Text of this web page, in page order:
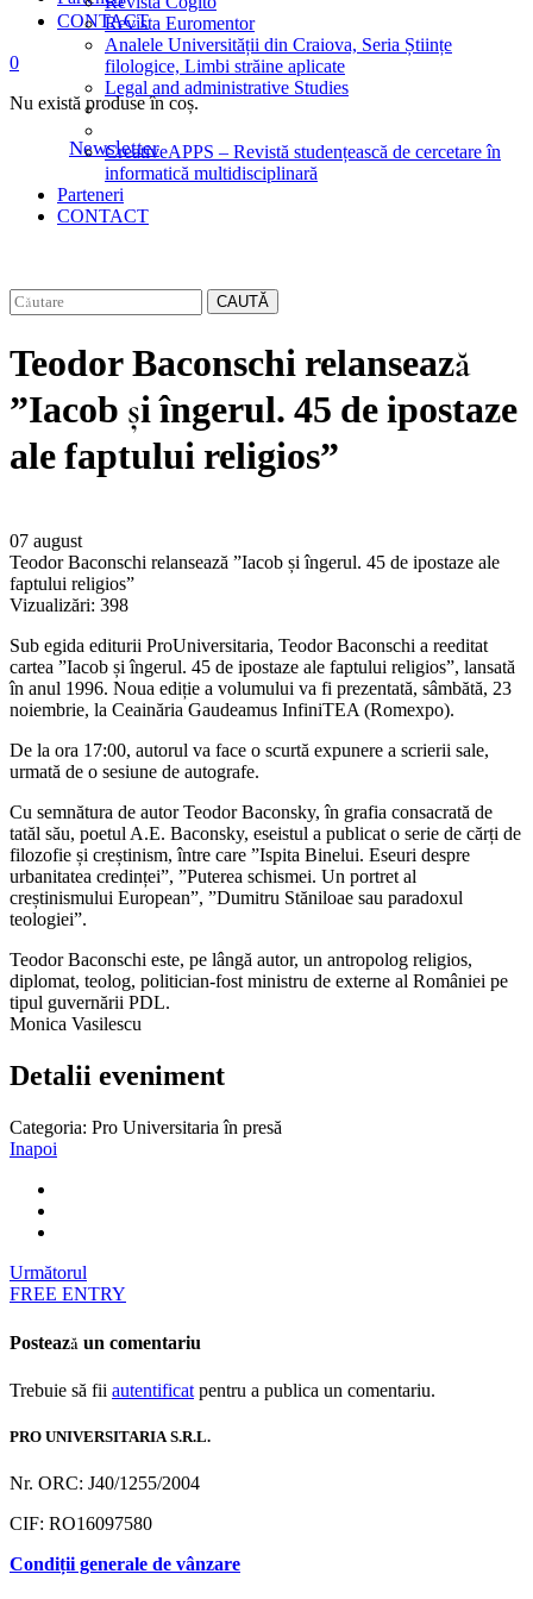
CONTACT
0
Nu există produse în coș.
Newsletter
Revista Euromentor
Analele Universității din Craiova, Seria Științe
filologice, Limbi străine aplicate
Legal and administrative Studies
CreativeAPPS – Revistă studențească de cercetare în
informatică multidisciplinară
Parteneri
CONTACT
CAUTĂ
Teodor Baconschi relansează
”Iacob și îngerul. 45 de ipostaze
ale faptului religios”
07 august
Teodor Baconschi relansează ”Iacob și îngerul. 45 de ipostaze ale
faptului religios”
Vizualizări: 398
Sub egida editurii ProUniversitaria, Teodor Baconschi a reeditat
cartea ”Iacob și îngerul. 45 de ipostaze ale faptului religios”, lansată
în anul 1996. Noua ediție a volumului va fi prezentată, sâmbătă, 23
noiembrie, la Ceainăria Gaudeamus InfiniTEA (Romexpo).
De la ora 17:00, autorul va face o scurtă expunere a scrierii sale,
urmată de o sesiune de autografe.
Cu semnătura de autor Teodor Baconsky, în grafia consacrată de
tatăl său, poetul A.E. Baconsky, eseistul a publicat o serie de cărți de
filozofie și creștinism, între care ”Ispita Binelui. Eseuri despre
urbanitatea credinței”, ”Puterea schismei. Un portret al
creștinismului European”, ”Dumitru Stăniloae sau paradoxul
teologiei”.
Teodor Baconschi este, pe lângă autor, un antropolog religios,
diplomat, teolog, politician-fost ministru de externe al României pe
tipul guvernării PDL.
Monica Vasilescu
Detalii eveniment
Categoria: Pro Universitaria în presă
Inapoi
Următorul
FREE ENTRY
Postează un comentariu
Trebuie să fii autentificat pentru a publica un comentariu.
PRO UNIVERSITARIA S.R.L.
Nr. ORC: J40/1255/2004
CIF: RO16097580
Condiții generale de vânzare